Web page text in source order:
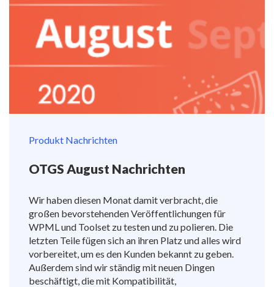
Produkt Nachrichten
OTGS August Nachrichten
Wir haben diesen Monat damit verbracht, die
großen bevorstehenden Veröffentlichungen für
WPML und Toolset zu testen und zu polieren. Die
letzten Teile fügen sich an ihren Platz und alles wird
vorbereitet, um es den Kunden bekannt zu geben.
Außerdem sind wir ständig mit neuen Dingen
beschäftigt, die mit Kompatibilität,